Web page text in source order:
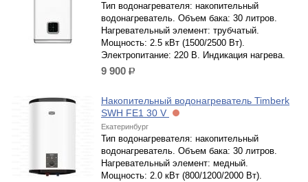
Тип водонагревателя: накопительный
водонагреватель. Объем бака: 30 литров.
Нагревательный элемент: трубчатый.
Мощность: 2.5 кВт (1500/2500 Вт).
Электропитание: 220 В. Индикация нагрева.
9 900 р.
Накопительный водонагреватель Timberk
SWH FE1 30 V
Екатеринбург
Тип водонагревателя: накопительный
водонагреватель. Объем бака: 30 литров.
Нагревательный элемент: медный.
Мощность: 2.0 кВт (800/1200/2000 Вт).